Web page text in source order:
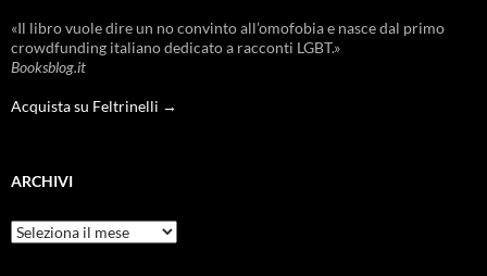
«Il libro vuole dire un no convinto all’omofobia e nasce dal primo
crowdfunding italiano dedicato a racconti LGBT.»
Booksblog.it
Acquista su Feltrinelli →
ARCHIVI
Archivi